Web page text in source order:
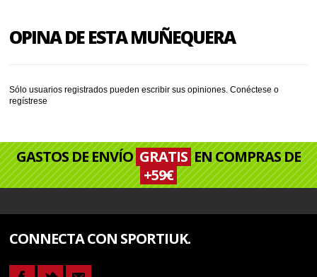
OPINA DE ESTA MUÑEQUERA
Sólo usuarios registrados pueden escribir sus opiniones.Conéctese o
regístrese
GASTOS DE ENVÍO GRATISEN COMPRAS DE
+59€
CONNECTA CON SPORTIUK.